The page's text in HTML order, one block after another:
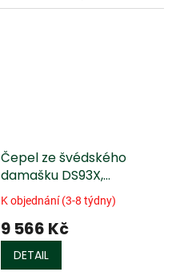
kusu mohou mírně lišit. Tvrdost
Čepel ze švédského
damašku DS93X,
pruhový vzor
K objednání (3-8 týdny)
9 566 Kč
DETAIL